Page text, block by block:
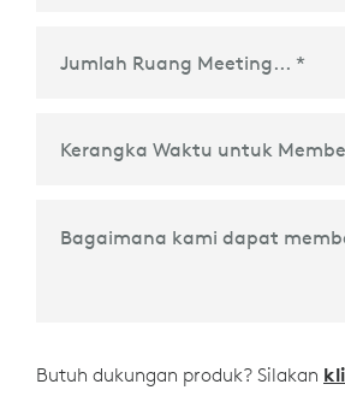
Bagaimana kami dapat
Butuh dukungan produk? Silakan